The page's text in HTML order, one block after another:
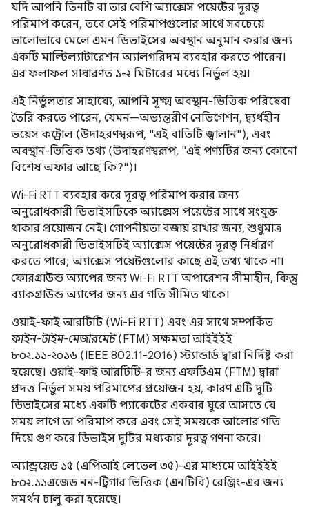
যদি আপনি তিনটি বা তার বেশি অ্যাক্সেস পয়েন্টের দূরত্ব
পরিমাপ করেন, তবে সেই পরিমাপগুলোর সাথে সবচেয়ে
ভালোভাবে মেলে এমন ডিভাইসের অবস্থান অনুমান করার জন্য
একটি মাল্টিল্যাটারেশন অ্যালগরিদম ব্যবহার করতে পারেন।
এর ফলাফল সাধারণত ১-২ মিটারের মধ্যে নির্ভুল হয়।
এই নির্ভুলতার সাহায্যে, আপনি সূক্ষ্ম অবস্থান-ভিত্তিক পরিষেবা
তৈরি করতে পারেন, যেমন—অভ্যন্তরীণ নেভিগেশন, দ্ব্যর্থহীন
ভয়েস কন্ট্রোল (উদাহরণস্বরূপ, "এই বাতিটি জ্বালান"), এবং
অবস্থান-ভিত্তিক তথ্য (উদাহরণস্বরূপ, "এই পণ্যটির জন্য কোনো
বিশেষ অফার আছে কি?")।
Wi-Fi RTT ব্যবহার করে দূরত্ব পরিমাপ করার জন্য
অনুরোধকারী ডিভাইসটিকে অ্যাক্সেস পয়েন্টের সাথে সংযুক্ত
থাকার প্রয়োজন নেই। গোপনীয়তা বজায় রাখার জন্য, শুধুমাত্র
অনুরোধকারী ডিভাইসটিই অ্যাক্সেস পয়েন্টের দূরত্ব নির্ধারণ
করতে পারে; অ্যাক্সেস পয়েন্টগুলোর কাছে এই তথ্য থাকে না।
ফোরগ্রাউন্ড অ্যাপের জন্য Wi-Fi RTT অপারেশন সীমাহীন, কিন্তু
ব্যাকগ্রাউন্ড অ্যাপের জন্য এর গতি সীমিত থাকে।
ওয়াই-ফাই আরটিটি (Wi-Fi RTT) এবং এর সাথে সম্পর্কিত
ফাইন-টাইম-মেজারমেন্ট(FTM) সক্ষমতা আইইইই
৮০২.১১-২০১৬ (IEEE 802.11-2016) স্ট্যান্ডার্ড দ্বারা নির্দিষ্ট করা
হয়েছে। ওয়াই-ফাই আরটিটি-র জন্য এফটিএম (FTM) দ্বারা
প্রদত্ত নির্ভুল সময় পরিমাপের প্রয়োজন হয়, কারণ এটি দুটি
ডিভাইসের মধ্যে একটি প্যাকেটের একবার ঘুরে আসতে যে
সময় লাগে তা পরিমাপ করে এবং সেই সময়কে আলোর গতি
দিয়ে গুণ করে ডিভাইস দুটির মধ্যকার দূরত্ব গণনা করে।
অ্যান্ড্রয়েড ১৫ (এপিআই লেভেল ৩৫)-এর মাধ্যমে আইইইই
৮০২.১১এজেড নন-ট্রিগার ভিত্তিক (এনটিবি) রেঞ্জিং-এর জন্য
সমর্থন চালু করা হয়েছে।